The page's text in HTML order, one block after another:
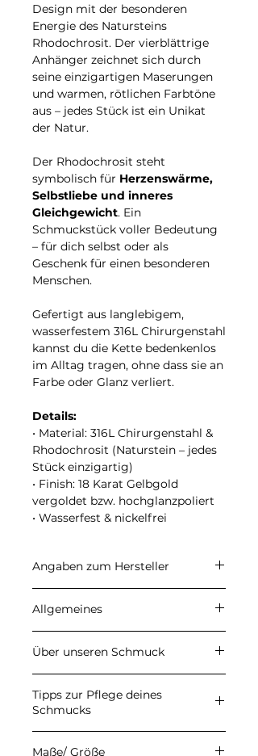
Design mit der besonderen
Energie des Natursteins
Rhodochrosit. Der vierblättrige
Anhänger zeichnet sich durch
seine einzigartigen Maserungen
und warmen, rötlichen Farbtöne
aus – jedes Stück ist ein Unikat
der Natur.
Der Rhodochrosit steht
symbolisch für Herzenswärme,
Selbstliebe und inneres
Gleichgewicht. Ein
Schmuckstück voller Bedeutung
– für dich selbst oder als
Geschenk für einen besonderen
Menschen.
Gefertigt aus langlebigem,
wasserfestem 316L Chirurgenstahl
kannst du die Kette bedenkenlos
im Alltag tragen, ohne dass sie an
Farbe oder Glanz verliert.
Details:
• Material: 316L Chirurgenstahl &
Rhodochrosit (Naturstein – jedes
Stück einzigartig)
• Finish: 18 Karat Gelbgold
vergoldet bzw. hochglanzpoliert
• Wasserfest & nickelfrei
Angaben zum Hersteller
Inhaber: Ulrike Herzberg
Petersberg 22, 37339 Gernrode
E-Mail: info@carali.de
Allgemeines
Endpreise. Kein
Umsatzsteuerausweis aufgrund
der Anwendung der
Kleinunternehmerregelung
Über unseren Schmuck
Unser Schmuck besteht aus
hochwertigen Materialien wie
Edelstahl, Chirurgenstahl 316L,
Kupfer, 925er Silber und ASTM
Tipps zur Pflege deines
Schmucks
Maße/ Größe